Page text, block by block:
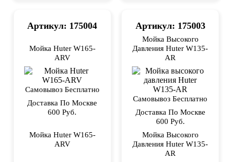
Артикул: 175004
Мойка Huter W165-
ARV
Самовывоз Бесплатно
Доставка По Москве
600 Руб.
Мойка Huter W165-
ARV
Артикул: 175003
Мойка Высокого
Давления Huter W135-
AR
Самовывоз Бесплатно
Доставка По Москве
600 Руб.
Мойка Высокого
Давления Huter W135-
AR